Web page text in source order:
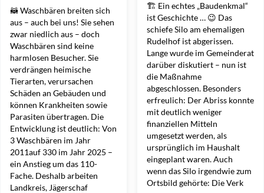
🦝 Waschbären breiten sich
aus – auch bei uns! Sie sehen
zwar niedlich aus – doch
Waschbären sind keine
harmlosen Besucher. Sie
verdrängen heimische
Tierarten, verursachen
Schäden an Gebäuden und
können Krankheiten sowie
Parasiten übertragen. Die
Entwicklung ist deutlich: Von
3 Waschbären im Jahr
2011auf 330 im Jahr 2025 –
ein Anstieg um das 110-
Fache. Deshalb arbeiten
Landkreis, Jägerschaf
🏗️ Ein echtes „Baudenkmal“
ist Geschichte … 😉 Das
schiefe Silo am ehemaligen
Rudelhof ist abgerissen.
Lange wurde im Gemeinderat
darüber diskutiert – nun ist
die Maßnahme
abgeschlossen. Besonders
erfreulich: Der Abriss konnte
mit deutlich weniger
finanziellen Mitteln
umgesetzt werden, als
ursprünglich im Haushalt
eingeplant waren. Auch
wenn das Silo irgendwie zum
Ortsbild gehörte: Die Verk